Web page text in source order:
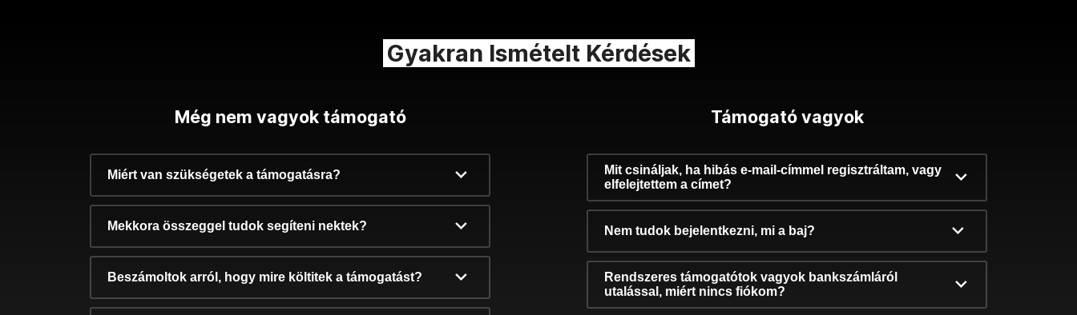
Gyakran Ismételt Kérdések
Még nem vagyok támogató
Miért van szükségetek a támogatásra?
Mekkora összeggel tudok segíteni nektek?
Beszámoltok arról, hogy mire költitek a támogatást?
Támogató vagyok
Mit csináljak, ha hibás e-mail-címmel regisztráltam, vagy
elfelejtettem a címet?
Nem tudok bejelentkezni, mi a baj?
Rendszeres támogatótok vagyok bankszámláról
utalással, miért nincs fiókom?